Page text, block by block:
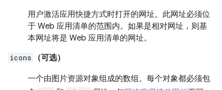
用户激活应用快捷方式时打开的网址。此网址必须位
于 Web 应用清单的范围内。如果是相对网址，则基
本网址将是 Web 应用清单的网址。
icons （可选）
一个由图片资源对象组成的数组。每个对象都必须包